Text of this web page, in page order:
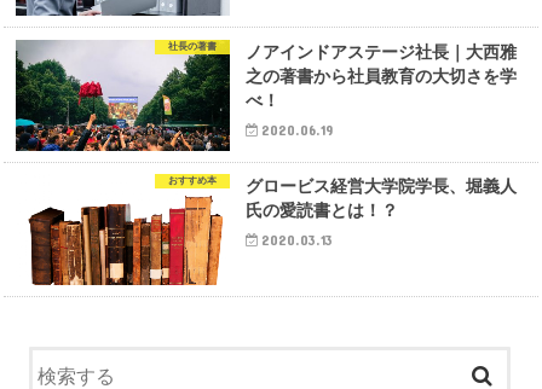
社長の著書
ノアインドアステージ社長｜大西雅
之の著書から社員教育の大切さを学
べ！
2020.06.19
おすすめ本
グロービス経営大学院学長、堀義人
氏の愛読書とは！？
2020.03.13